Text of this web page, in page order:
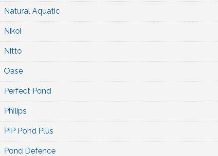
Natural Aquatic
Nikoi
Nitto
Oase
Perfect Pond
Philips
PIP Pond Plus
Pond Defence